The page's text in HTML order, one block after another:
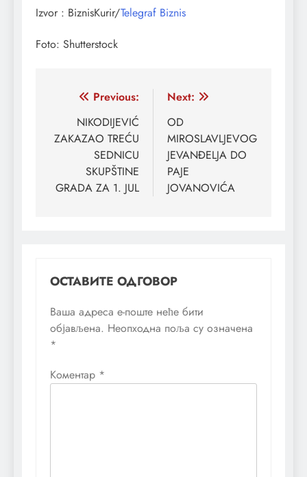
Izvor : BiznisKurir/Telegraf Biznis
Foto: Shutterstock
Кретање
чланка
Previous:
NIKODIJEVIĆ
ZAKAZAO TREĆU
SEDNICU
SKUPŠTINE
GRADA ZA 1. JUL
Next:
OD
MIROSLAVLJEVOG
JEVANĐELJA DO
PAJE
JOVANOVIĆA
ОСТАВИТЕ ОДГОВОР
Ваша адреса е-поште неће бити
објављена. Неопходна поља су означена
*
Коментар *